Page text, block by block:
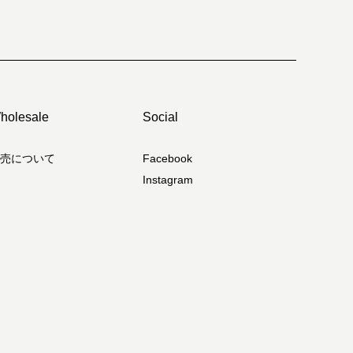
について
Social
Facebook
Instagram